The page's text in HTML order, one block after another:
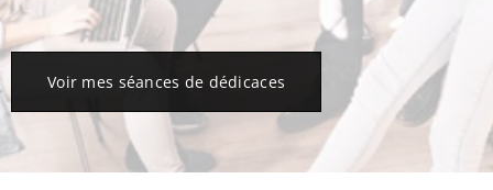
Voir mes séances de dédicaces